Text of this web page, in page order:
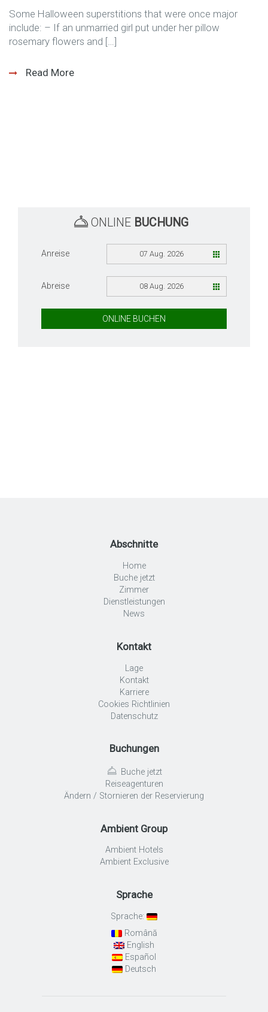
Some Halloween superstitions that were once major
include: – If an unmarried girl put under her pillow
rosemary flowers and […]
Read More
ONLINE BUCHUNG
Anreise 07 Aug. 2026
Abreise 08 Aug. 2026
ONLINE BUCHEN
Abschnitte
Home
Buche jetzt
Zimmer
Dienstleistungen
News
Kontakt
Lage
Kontakt
Karriere
Cookies Richtlinien
Datenschutz
Buchungen
Buche jetzt
Reiseagenturen
Ändern / Stornieren der Reservierung
Ambient Group
Ambient Hotels
Ambient Exclusive
Sprache
Sprache:
Română
English
Español
Deutsch